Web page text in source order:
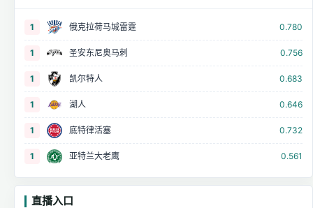
1 俄克拉荷马城雷霆 0.780
1 圣安东尼奥马刺 0.756
1 凯尔特人 0.683
1 湖人 0.646
1 底特律活塞 0.732
1 亚特兰大老鹰 0.561
直播入口